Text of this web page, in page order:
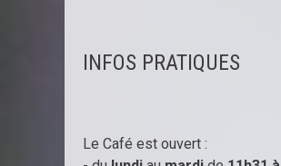
INFOS PRATIQUES
Le Café est ouvert :